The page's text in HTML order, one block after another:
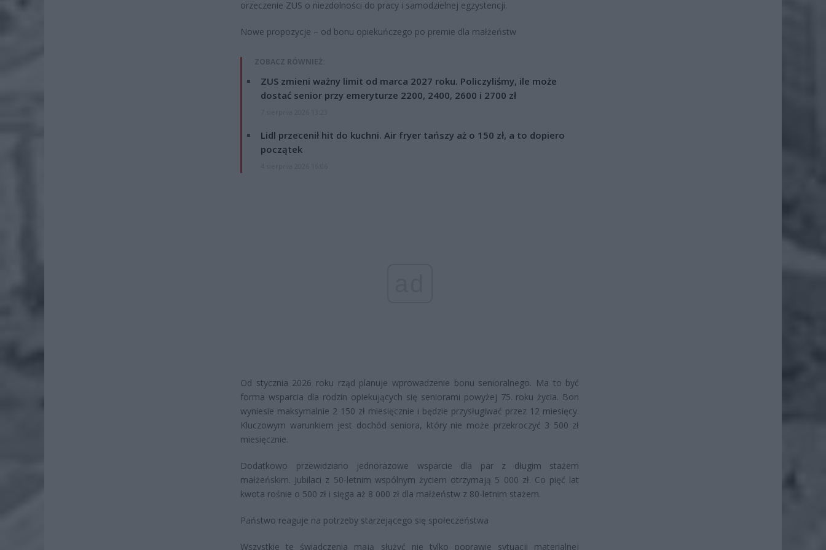
orzeczenie ZUS o niezdolności do pracy i samodzielnej egzystencji.
Nowe propozycje – od bonu opiekuńczego po premie dla małżeństw
ZOBACZ RÓWNIEŻ:
ZUS zmieni ważny limit od marca 2027 roku. Policzyliśmy, ile może
dostać senior przy emeryturze 2200, 2400, 2600 i 2700 zł
Lidl przecenił hit do kuchni. Air fryer tańszy aż o 150 zł, a to dopiero
początek
Od stycznia 2026 roku rząd planuje wprowadzenie bonu senioralnego. Ma to być
forma wsparcia dla rodzin opiekujących się seniorami powyżej 75. roku życia. Bon
wyniesie maksymalnie 2 150 zł miesięcznie i będzie przysługiwać przez 12 miesięcy.
Kluczowym warunkiem jest dochód seniora, który nie może przekroczyć 3 500 zł
miesięcznie.
Dodatkowo przewidziano jednorazowe wsparcie dla par z długim stażem
małżeńskim. Jubilaci z 50-letnim wspólnym życiem otrzymają 5 000 zł. Co pięć lat
kwota rośnie o 500 zł i sięga aż 8 000 zł dla małżeństw z 80-letnim stażem.
Państwo reaguje na potrzeby starzejącego się społeczeństwa
Wszystkie te świadczenia mają służyć nie tylko poprawie sytuacji materialnej